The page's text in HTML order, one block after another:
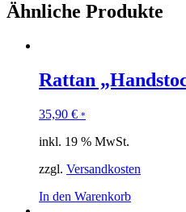
Ähnliche Produkte
Rattan
35,90 € *
inkl. 19 % MwSt.
zzgl. Versandkosten
In den Warenkorb